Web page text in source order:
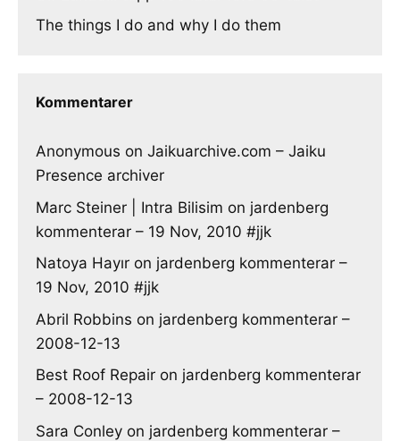
The things I do and why I do them
Kommentarer
Anonymous on Jaikuarchive.com – Jaiku
Presence archiver
Marc Steiner | Intra Bilisim on jardenberg
kommenterar – 19 Nov, 2010 #jjk
Natoya Hayır on jardenberg kommenterar –
19 Nov, 2010 #jjk
Abril Robbins on jardenberg kommenterar –
2008-12-13
Best Roof Repair on jardenberg kommenterar
– 2008-12-13
Sara Conley on jardenberg kommenterar –